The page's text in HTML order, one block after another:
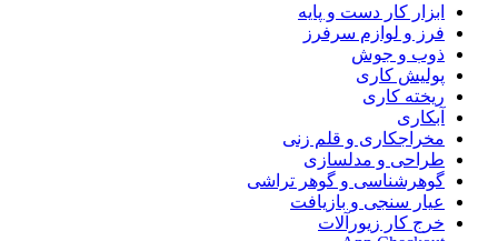
ابزار کار دست و پایه
فرز و لوازم سرفرز
ذوب و جوش
پولیش کاری
ریخته کاری
آبکاری
مخراجکاری و قلم زنی
طراحی و مدلسازی
گوهرشناسی و گوهر تراشی
عیار سنجی و بازیافت
خرج کار زیورآلات